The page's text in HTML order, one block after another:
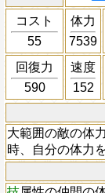
コスト
55
体力
7539
回復力
590
速度
152
大範囲の敵の体
時、自分の体力